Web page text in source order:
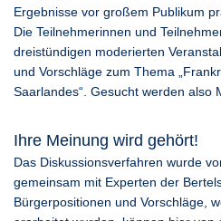
Ergebnisse vor großem Publikum
Die Teilnehmerinnen und
dreistündigen moderierten
und Vorschläge zum Thema
Saarlandes“. Gesucht werden also
Ihre Meinung wird gehört!
Das Diskussionsverfahren wurde
gemeinsam mit Experten der
Bürgerpositionen und Vorschläge,